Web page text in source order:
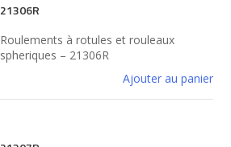
21306R
Roulements à rotules et rouleaux
spheriques – 21306R
Ajouter au panier